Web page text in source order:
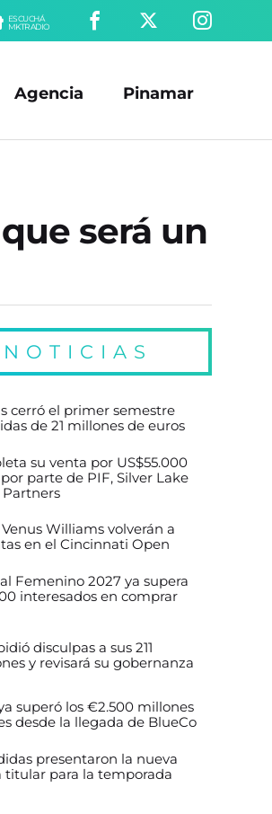
ESCUCHÁ
MKTRADIO
Agencia Pinamar
será un
cerró el primer semestre
de 21 millones de euros
su venta por US$55.000
parte de PIF, Silver Lake
Williams volverán a
en el Cincinnati Open
Femenino 2027 ya supera
interesados en comprar
disculpas a sus 211
y revisará su gobernanza
superó los €2.500 millones
desde la llegada de BlueCo
presentaron la nueva
titular para la temporada